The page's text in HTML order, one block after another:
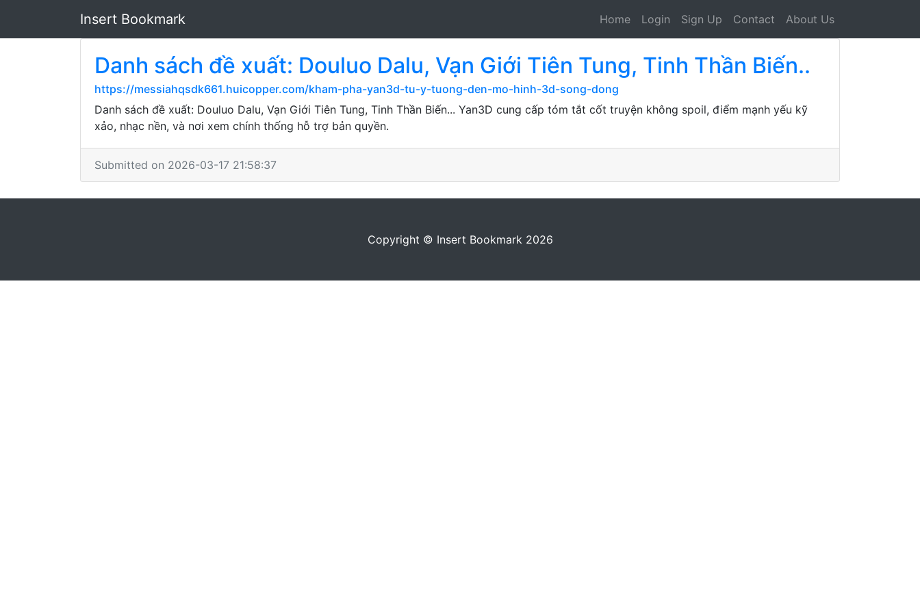
Insert Bookmark Home Login Sign Up Contact About Us
Danh sách đề xuất: Douluo Dalu, Vạn Giới Tiên Tung, Tinh Thần Biến..
https://messiahqsdk661.huicopper.com/kham-pha-yan3d-tu-y-tuong-den-mo-hinh-3d-song-dong
Danh sách đề xuất: Douluo Dalu, Vạn Giới Tiên Tung, Tinh Thần Biến... Yan3D cung cấp tóm tắt cốt truyện không spoil, điểm mạnh yếu kỹ
xảo, nhạc nền, và nơi xem chính thống hỗ trợ bản quyền.
Submitted on 2026-03-17 21:58:37
Copyright © Insert Bookmark 2026